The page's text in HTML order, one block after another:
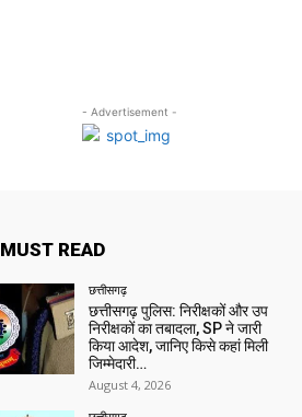
- Advertisement -
MUST READ
छत्तीसगढ़
छत्तीसगढ़ पुलिस: निरीक्षकों और उप
निरीक्षकों का तबादला, SP ने जारी
किया आदेश, जानिए किसे कहां मिली
जिम्मेदारी…
August 4, 2026